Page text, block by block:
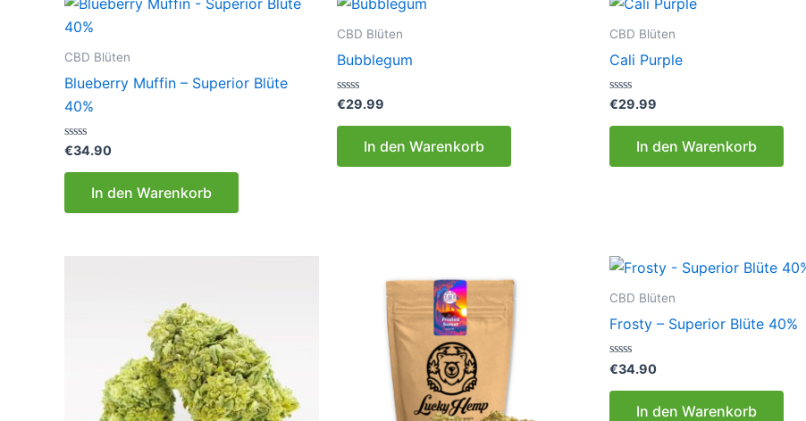
CBD Blüten
Blueberry Muffin – Superior Blüte
40%
Bewertet
mit
0
€34.90
In den Warenkorb
CBD Blüten
Bubblegum
Bewertet
0
€29.99
In den Warenkorb
CBD Blüten
Cali Purple
Bewertet
0
€29.99
In den Warenkorb
CBD Blüten
Frosty – Superior Blüte 40%
Bewertet
mit
0
€34.90
In den Warenkorb